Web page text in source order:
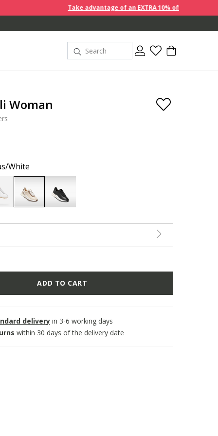
Take advantage of an EXTRA 10% off discount prices when
Woman
White
ADD TO CART
delivery in 3-6 working days
within 30 days of the delivery date